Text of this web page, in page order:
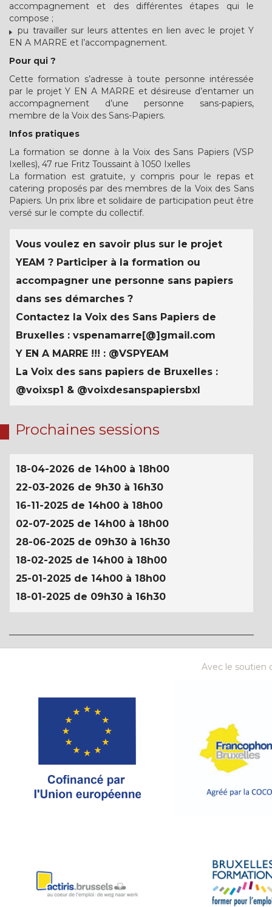
accompagnement et des différentes étapes qui le
compose ;
pu travailler sur leurs attentes en lien avec le projet Y
EN A MARRE et l’accompagnement.
Pour qui ?
Cette formation s’adresse à toute personne intéressée
par le projet Y EN A MARRE et désireuse d’entamer un
accompagnement d’une personne sans-papiers,
membre de la Voix des Sans-Papiers.
Infos pratiques
La formation se donne à la Voix des Sans Papiers (VSP
Ixelles), 47 rue Fritz Toussaint à 1050 Ixelles
La formation est gratuite, y compris pour le repas et
catering proposés par des membres de la Voix des Sans
Papiers. Un prix libre et solidaire de participation peut être
versé sur le compte du collectif.
Vous voulez en savoir plus sur le projet
YEAM ? Participer à la formation ou
accompagner une personne sans papiers
dans ses démarches ?
Contactez la Voix des Sans Papiers de
Bruxelles : vspenamarre[@]gmail.com
Y EN A MARRE !!! : @VSPYEAM
La Voix des sans papiers de Bruxelles :
@voixsp1 & @voixdesanspapiersbxl
Prochaines sessions
18-04-2026 de 14h00 à 18h00
22-03-2026 de 9h30 à 16h30
16-11-2025 de 14h00 à 18h00
02-07-2025 de 14h00 à 18h00
28-06-2025 de 09h30 à 16h30
18-02-2025 de 14h00 à 18h00
25-01-2025 de 14h00 à 18h00
18-01-2025 de 09h30 à 16h30
Avec le soutien